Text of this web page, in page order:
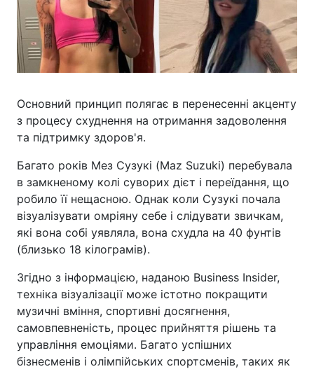
Основний принцип полягає в перенесенні акценту
з процесу схуднення на отримання задоволення
та підтримку здоров'я.
Багато років Мез Сузукі (Maz Suzuki) перебувала
в замкненому колі суворих дієт і переїдання, що
робило її нещасною. Однак коли Сузукі почала
візуалізувати омріяну себе і слідувати звичкам,
які вона собі уявляла, вона схудла на 40 фунтів
(близько 18 кілограмів).
Згідно з інформацією, наданою Business Insider,
техніка візуалізації може істотно покращити
музичні вміння, спортивні досягнення,
самовпевненість, процес прийняття рішень та
управління емоціями. Багато успішних
бізнесменів і олімпійських спортсменів, таких як